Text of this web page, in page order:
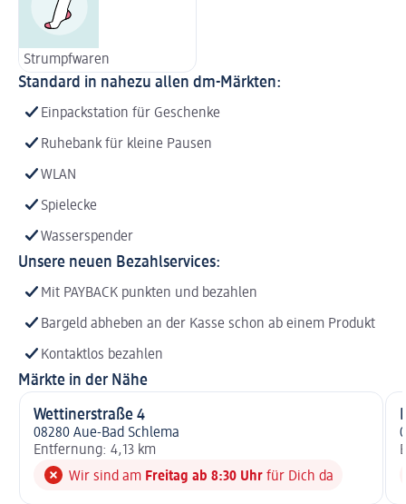
Strumpfwaren
Standard in nahezu allen dm-Märkten:
Einpackstation für Geschenke
Ruhebank für kleine Pausen
WLAN
Spielecke
Wasserspender
Unsere neuen Bezahlservices:
Mit PAYBACK punkten und bezahlen
Bargeld abheben an der Kasse schon ab einem Produkt
Kontaktlos bezahlen
Märkte in der Nähe
Wettinerstraße 4
08280 Aue-Bad Schlema
Entfernung: 4,13 km
Wir sind am Freitag ab 8:30 Uhr für Dich da